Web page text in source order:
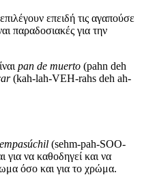
επειδή τις αγαπούσε
παραδοσιακές για την
pan de muerto (pahn deh
(kah-lah-VEH-rahs deh ah-
(sehm-pah-SOO-
για να καθοδηγεί και να
όσο και για το χρώμα.